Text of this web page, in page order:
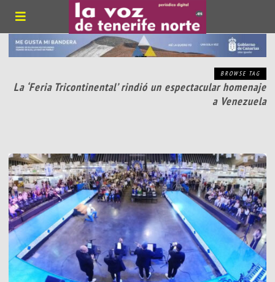
BROWSE TAG
La ‘Feria Tricontinental’ rindió un espectacular homenaje
a Venezuela